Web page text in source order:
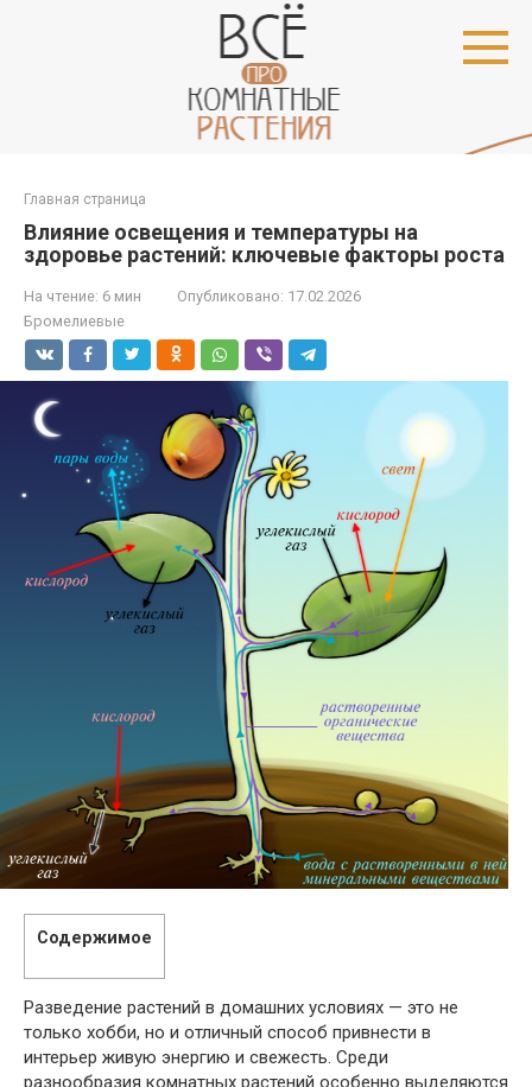
Главная страница
Влияние освещения и температуры на
здоровье растений: ключевые факторы роста
На чтение: 6 мин Опубликовано: 17.02.2026
Бромелиевые
Содержимое
Разведение растений в домашних условиях — это не
только хобби, но и отличный способ привнести в
интерьер живую энергию и свежесть. Среди
разнообразия комнатных растений особенно выделяются